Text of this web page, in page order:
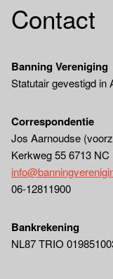
Contact
Banning Vereniging
Statutair gevestigd in
Correspondentie
Jos Aarnoudse
Kerkweg 55 6713 NC
06-12811900
Bankrekening
NL87 TRIO